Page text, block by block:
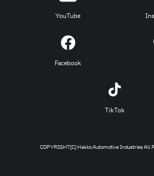
YouTube
Facebook
TikTok
COPYRIGHT(C) Hakko Automotive Industries All